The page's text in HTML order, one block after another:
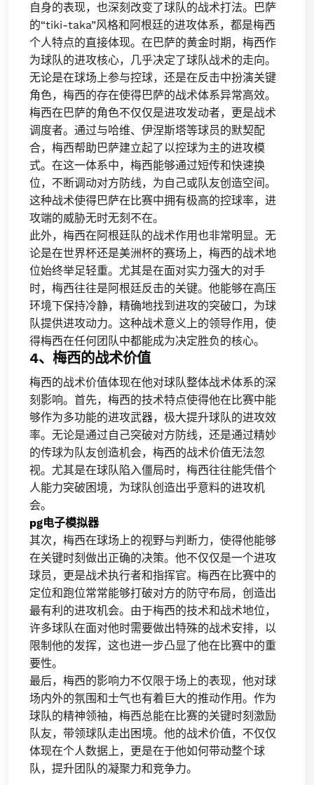
自身的表现，也深刻改变了球队的战术打法。巴萨
的“tiki-taka”风格和阿根廷的进攻体系，都是梅西
个人特点的直接体现。在巴萨的黄金时期，梅西作
为球队的进攻核心，几乎决定了球队战术的走向。
无论是在球场上参与控球，还是在反击中扮演关键
角色，梅西的存在使得巴萨的战术体系异常高效。
梅西在巴萨的角色不仅仅是进攻发动者，更是战术
调度者。通过与哈维、伊涅斯塔等球员的默契配
合，梅西帮助巴萨建立起了以控球为主的进攻模
式。在这一体系中，梅西能够通过短传和快速换
位，不断调动对方防线，为自己或队友创造空间。
这种战术使得巴萨在比赛中拥有极高的控球率，进
攻端的威胁无时无刻不在。
此外，梅西在阿根廷队的战术作用也非常明显。无
论是在世界杯还是美洲杯的赛场上，梅西的战术地
位始终举足轻重。尤其是在面对实力强大的对手
时，梅西往往是阿根廷反击的关键。他能够在高压
环境下保持冷静，精确地找到进攻的突破口，为球
队提供进攻动力。这种战术意义上的领导作用，使
得梅西在任何团队中都能成为决定胜负的核心。
4、梅西的战术价值
梅西的战术价值体现在他对球队整体战术体系的深
刻影响。首先，梅西的技术特点使得他在比赛中能
够作为多功能的进攻武器，极大提升球队的进攻效
率。无论是通过自己突破对方防线，还是通过精妙
的传球为队友创造机会，梅西的战术价值无法忽
视。尤其是在球队陷入僵局时，梅西往往能凭借个
人能力突破困境，为球队创造出乎意料的进攻机
会。
pg电子模拟器
其次，梅西在球场上的视野与判断力，使得他能够
在关键时刻做出正确的决策。他不仅仅是一个进攻
球员，更是战术执行者和指挥官。梅西在比赛中的
定位和跑位常常能够打破对方的防守布局，创造出
最有利的进攻机会。由于梅西的技术和战术地位，
许多球队在面对他时需要做出特殊的战术安排，以
限制他的发挥，这也进一步凸显了他在比赛中的重
要性。
最后，梅西的影响力不仅限于场上的表现，他对球
场内外的氛围和士气也有着巨大的推动作用。作为
球队的精神领袖，梅西总能在比赛的关键时刻激励
队友，带领球队走出困境。他的战术价值，不仅仅
体现在个人数据上，更是在于他如何带动整个球
队，提升团队的凝聚力和竞争力。